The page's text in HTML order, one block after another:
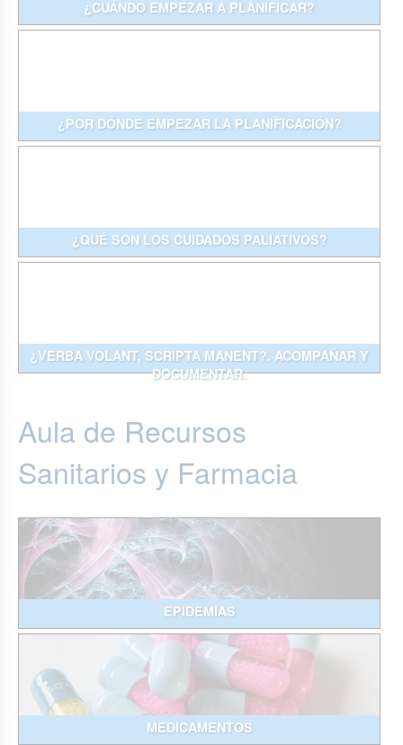
¿CUÁNDO EMPEZAR A PLANIFICAR?
¿POR DÓNDE EMPEZAR LA PLANIFICACIÓN?
¿QUÉ SON LOS CUIDADOS PALIATIVOS?
¿VERBA VOLANT, SCRIPTA MANENT?. ACOMPAÑAR Y
DOCUMENTAR.
Aula de Recursos
Sanitarios y Farmacia
EPIDEMIAS
MEDICAMENTOS